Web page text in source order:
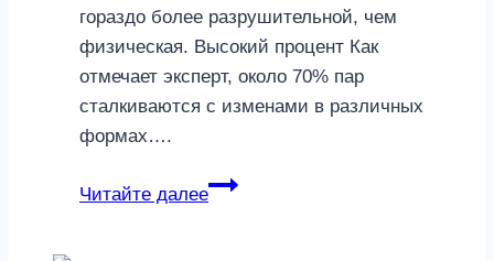
гораздо более разрушительной, чем
физическая. Высокий процент Как
отмечает эксперт, около 70% пар
сталкиваются с изменами в различных
формах….
Читайте далее
Эмоциональная